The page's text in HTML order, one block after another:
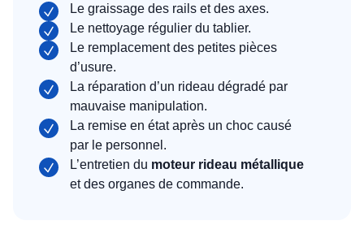
Le graissage des rails et des axes.
Le nettoyage régulier du tablier.
Le remplacement des petites pièces
d’usure.
La réparation d’un rideau dégradé par
mauvaise manipulation.
La remise en état après un choc causé
par le personnel.
L’entretien du moteur rideau métallique
et des organes de commande.